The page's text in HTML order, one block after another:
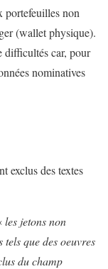
portefeuilles non
(wallet physique).
difficultés car, pour
nominatives
exclus des textes
les jetons non
que des oeuvres
du champ